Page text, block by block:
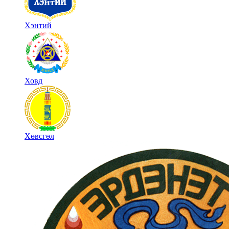
Хэнтий
Ховд
Хөвсгөл